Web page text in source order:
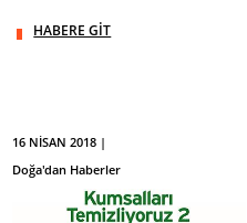
HABERE GİT
16 NİSAN 2018 |
Doğa'dan Haberler